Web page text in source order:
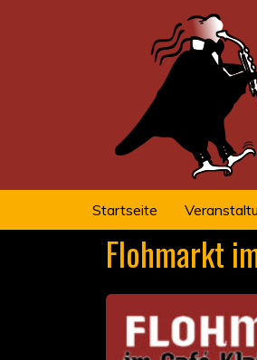
Startseite
Flohmarkt